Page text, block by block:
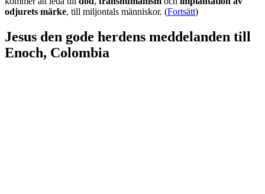
odjurets märke, till miljontals människor. (Fortsätt)
Jesus den gode herdens meddelanden till
Enoch, Colombia